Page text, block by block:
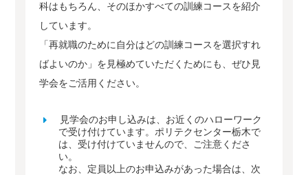
科はもちろん、そのほかすべての訓練コースを紹介
しています。
「再就職のために自分はどの訓練コースを選択すれ
ばよいのか」を見極めていただくためにも、ぜひ見
学会をご活用ください。
見学会のお申し込みは、お近くのハローワーク
で受け付けています。ポリテクセンター栃木で
は、受け付けていませんので、ご注意くださ
い。
なお、定員以上のお申込みがあった場合は、次